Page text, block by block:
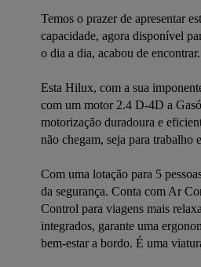
Temos o prazer de apresentar
capacidade, agora disponível
o dia a dia, acabou de encontrar.
Esta Hilux, com a sua
com um motor 2.4 D-4D a
motorização duradoura e
não chegam, seja para trabalho
Com uma lotação para 5
da segurança. Conta com Ar
Control para viagens mais
integrados, garante uma
bem-estar a bordo. É uma